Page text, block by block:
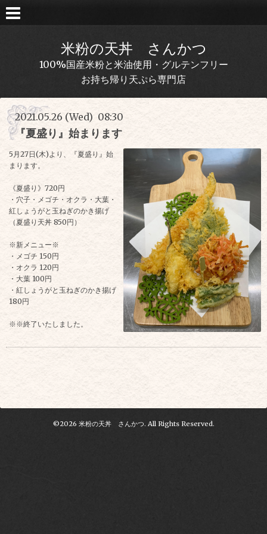
米粉の天丼 さんかつ
100%国産米粉と米油使用・グルテンフリー
お持ち帰り天ぷら専門店
2021.05.26 (Wed) 08:30
『夏盛り』始まります
5月27日(木)より、『夏盛り』始
まります。
《夏盛り》720円
・穴子・メゴチ・オクラ・大葉・
紅しょうがと玉ねぎのかき揚げ
（夏盛り天丼 850円）
※新メニュー※
・メゴチ 150円
・オクラ 120円
・大葉 100円
・紅しょうがと玉ねぎのかき揚げ
180円
※※終了いたしました。
©2026 米粉の天丼 さんかつ. All Rights Reserved.